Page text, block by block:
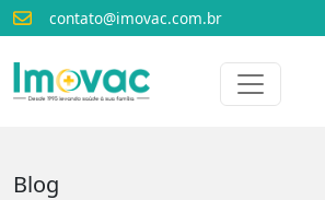
contato@imovac.com.br
Voltar para o início
Blog